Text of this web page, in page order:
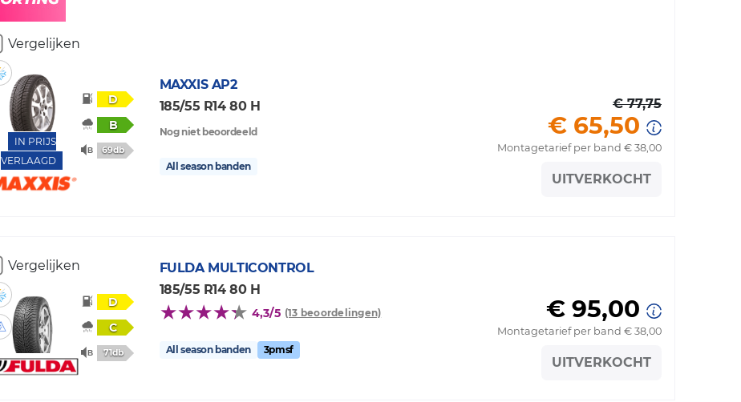
Vergelijken
IN PRIJS
VERLAAGD
D
B
69db
MAXXIS AP2
185/55 R14 80 H
Nog niet beoordeeld
All season banden
€ 77,75
€ 65,50
Montagetarief per band € 38,00
UITVERKOCHT
Vergelijken
D
C
71db
FULDA MULTICONTROL
185/55 R14 80 H
4,3/5 (13 beoordelingen)
All season banden 3pmsf
€ 95,00
Montagetarief per band € 38,00
UITVERKOCHT